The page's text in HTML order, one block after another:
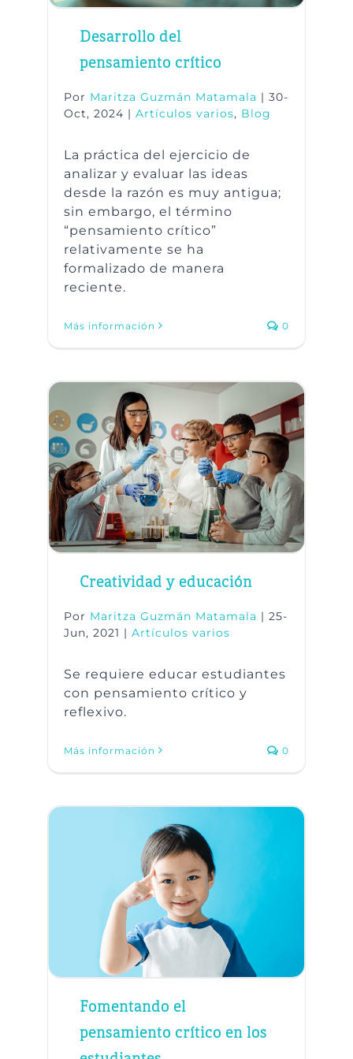
Desarrollo del
pensamiento crítico
Por Maritza Guzmán Matamala | 30-
Oct, 2024 | Artículos varios, Blog
La práctica del ejercicio de
analizar y evaluar las ideas
desde la razón es muy antigua;
sin embargo, el término
“pensamiento crítico”
relativamente se ha
formalizado de manera
reciente.
Más información 0
Creatividad y educación
Por Maritza Guzmán Matamala | 25-
Jun, 2021 | Artículos varios
Se requiere educar estudiantes
con pensamiento crítico y
reflexivo.
Más información 0
Fomentando el
pensamiento crítico en los